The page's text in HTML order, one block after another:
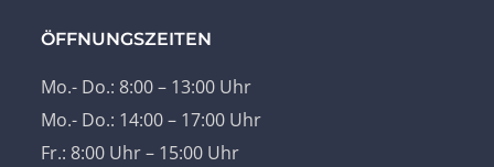
ÖFFNUNGSZEITEN
Mo.- Do.: 8:00 – 13:00 Uhr
Mo.- Do.: 14:00 – 17:00 Uhr
Fr.: 8:00 Uhr – 15:00 Uhr